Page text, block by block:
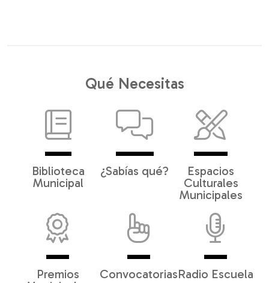
Qué Necesitas
Biblioteca
Municipal
¿Sabías qué?
Espacios
Culturales
Municipales
Premios
ConvocatoriasRadio Escuela